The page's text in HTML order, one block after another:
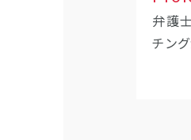
弁護
チン